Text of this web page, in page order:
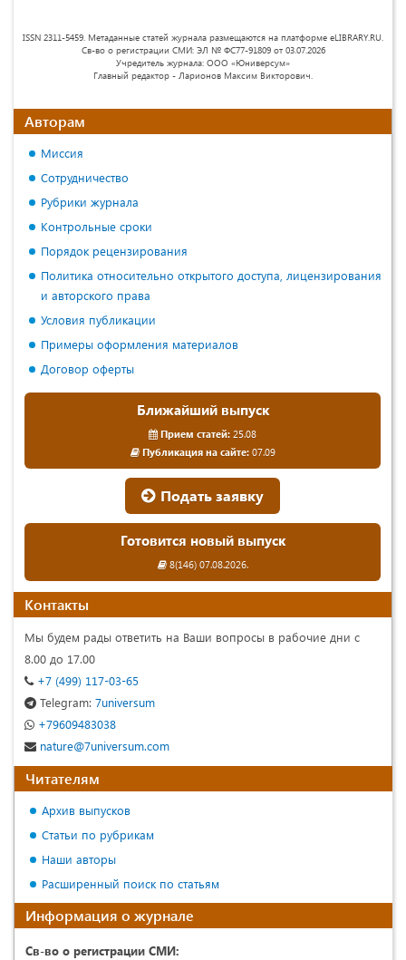
ISSN 2311-5459. Метаданные статей журнала размещаются на платформе eLIBRARY.RU.
Св-во о регистрации СМИ: ЭЛ № ФС77-91809 от 03.07.2026
Учредитель журнала: ООО «Юниверсум»
Главный редактор - Ларионов Максим Викторович.
Авторам
Миссия
Сотрудничество
Рубрики журнала
Контрольные сроки
Порядок рецензирования
Политика относительно открытого доступа, лицензирования
и авторского права
Условия публикации
Примеры оформления материалов
Договор оферты
Ближайший выпуск
Прием статей: 25.08
Публикация на сайте:07.09
Подать заявку
Готовится новый выпуск
8(146) 07.08.2026.
Контакты
Мы будем рады ответить на Ваши вопросы в рабочие дни с
8.00 до 17.00
+7 (499) 117-03-65
Telegram: 7universum
+79609483038
nature@7universum.com
Читателям
Архив выпусков
Статьи по рубрикам
Наши авторы
Расширенный поиск по статьям
Информация о журнале
Св-во о регистрации СМИ: